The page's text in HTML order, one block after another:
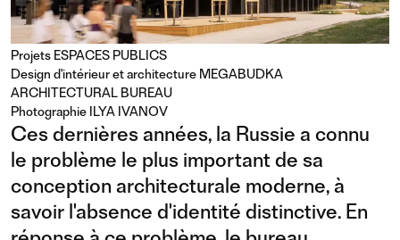
Projets ESPACES PUBLICS
Design d'intérieur et architecture MEGABUDKA
ARCHITECTURAL BUREAU
Photographie ILYA IVANOV
Ces dernières années, la Russie a connu
le problème le plus important de sa
conception architecturale moderne, à
savoir l'absence d'identité distinctive. En